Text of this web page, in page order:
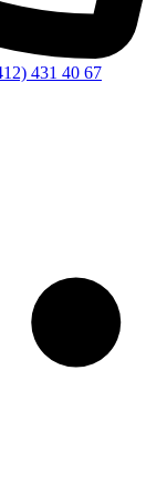
431 40 67